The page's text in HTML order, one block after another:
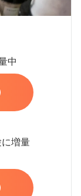
中
増量